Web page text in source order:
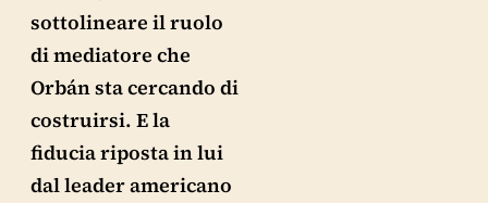
sottolineare il ruolo
di mediatore che
Orbán sta cercando di
costruirsi. E la
fiducia riposta in lui
dal leader americano